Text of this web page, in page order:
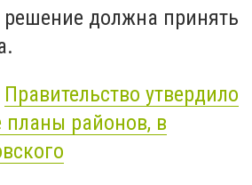
решение должна принять
Правительство утвердило
планы районов, в